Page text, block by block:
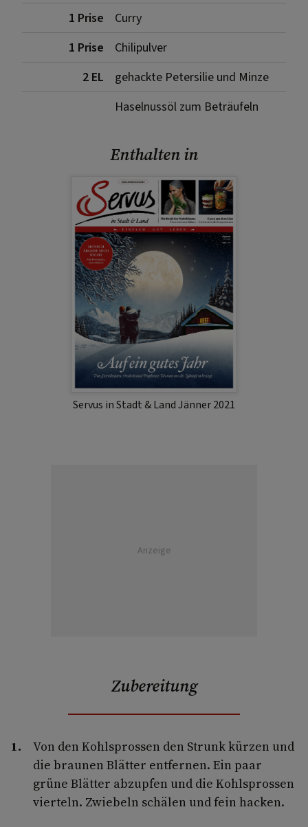
1 Prise
Curry
1 Prise
Chilipulver
2 EL
gehackte Petersilie und Minze
Haselnussöl zum Beträufeln
Enthalten in
Servus in Stadt & Land Jänner 2021
Anzeige
Zubereitung
Von den Kohlsprossen den Strunk kürzen und
die braunen Blätter entfernen. Ein paar
grüne Blätter abzupfen und die Kohl­sprossen
vierteln. Zwiebeln schälen und fein hacken.